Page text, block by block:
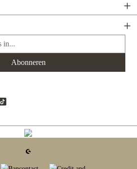
Abonneren